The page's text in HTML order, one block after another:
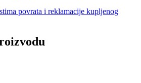
povrata i reklamacije kupljenog